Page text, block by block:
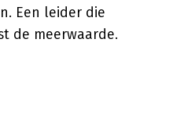
Een leider die
de meerwaarde.